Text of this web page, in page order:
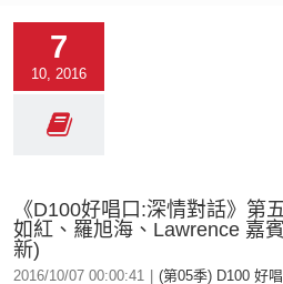
7
10, 2016
《D100好唱口:深情對話》第
如紅、羅旭海、Lawrence 嘉
新)
2016/10/07 00:00:41 (第05季) D100 好